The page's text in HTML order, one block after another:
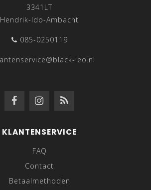
3341LT
Hendrik-Ido-Ambacht
085-0250119
leo.nl
KLANTENSERVICE
FAQ
Contact
Betaalmethoden